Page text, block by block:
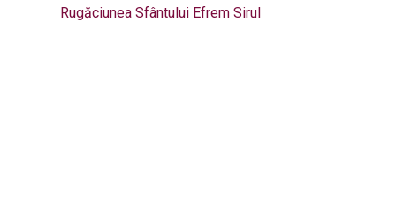
Rugăciunea Sfântului Efrem Sirul